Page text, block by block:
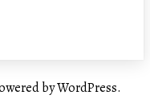
by WordPress.